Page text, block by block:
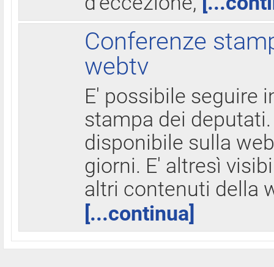
Conferenze
webtv
E' possibile seguire
stampa dei
disponibile sulla
giorni. E' altresì
altri contenuti della
[...continua]